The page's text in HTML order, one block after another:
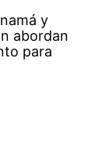
y
abordan
para